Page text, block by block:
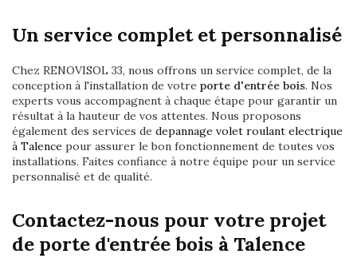
Un service complet et personnalisé
Chez RENOVISOL 33, nous offrons un service complet, de la
conception à l'installation de votre porte d'entrée bois. Nos
experts vous accompagnent à chaque étape pour garantir un
résultat à la hauteur de vos attentes. Nous proposons
également des services de depannage volet roulant electrique
à Talence pour assurer le bon fonctionnement de toutes vos
installations. Faites confiance à notre équipe pour un service
personnalisé et de qualité.
Contactez-nous pour votre projet
de porte d'entrée bois à Talence